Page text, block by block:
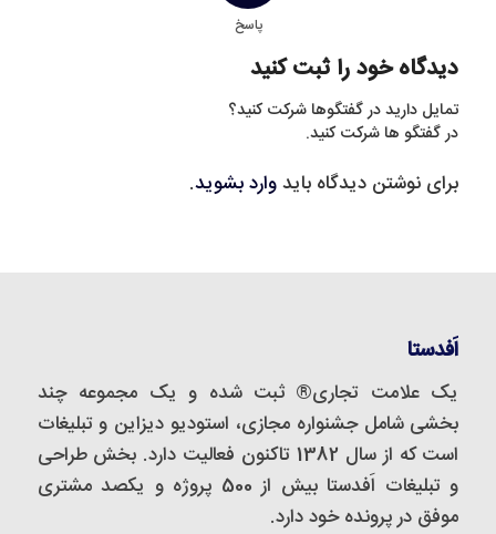
پاسخ
دیدگاه خود را ثبت کنید
تمایل دارید در گفتگوها شرکت کنید؟
در گفتگو ها شرکت کنید.
برای نوشتن دیدگاه بایدوارد بشوید.
اَفدستا
یک علامت تجاری® ثبت شده و یک مجموعه‌ چند
بخشی شامل جشنواره مجازی، استودیو دیزاین و تبلیغات
است که از سال 1382 تاکنون فعالیت دارد. بخش طراحی
و تبلیغات اَفدستا بیش از 500 پروژه و یکصد مشتری
موفق در پرونده خود دارد.